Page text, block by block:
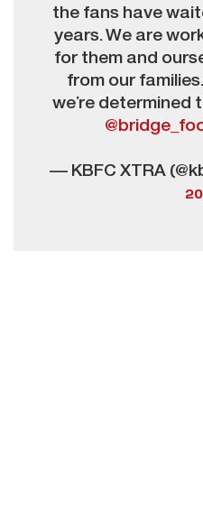
the fans have
years. We are
for them and
from our
we’re determined
— KBFC XTRA